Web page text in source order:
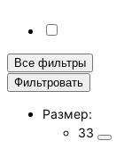
Все фильтры
Фильтровать
Размер:
33